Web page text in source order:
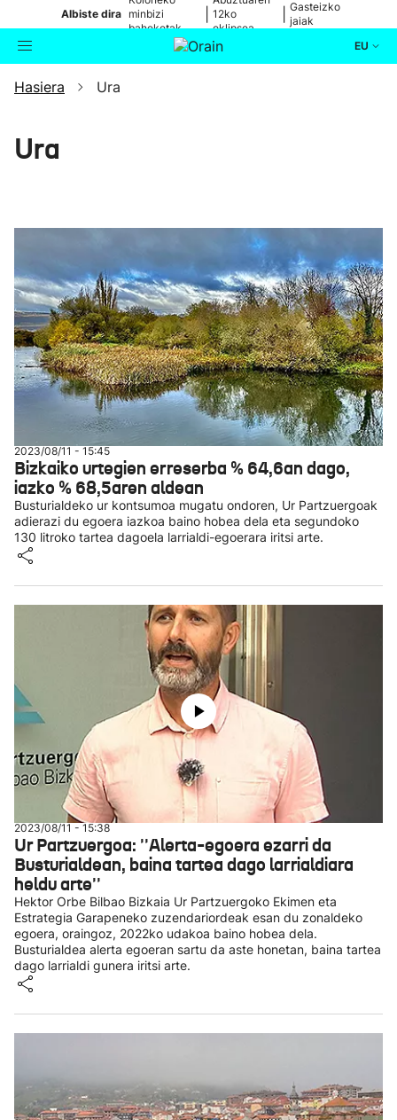
Albiste dira minbizi
baheketak
12ko
eklipsea
Gasteizko
jaiak
EU
Bilatzailea
Eguraldia
Hasiera Ura
Ura
2023/08/11 - 15:45
Bizkaiko urtegien erreserba % 64,6an dago,
iazko % 68,5aren aldean
Busturialdeko ur kontsumoa mugatu ondoren, Ur Partzuergoak
adierazi du egoera iazkoa baino hobea dela eta segundoko
130 litroko tartea dagoela larrialdi-egoerara iritsi arte.
2023/08/11 - 15:38
Ur Partzuergoa: ''Alerta-egoera ezarri da
Busturialdean, baina tartea dago larrialdiara
heldu arte''
Hektor Orbe Bilbao Bizkaia Ur Partzuergoko Ekimen eta
Estrategia Garapeneko zuzendariordeak esan du zonaldeko
egoera, oraingoz, 2022ko udakoa baino hobea dela.
Busturialdea alerta egoeran sartu da aste honetan, baina tartea
dago larrialdi gunera iritsi arte.